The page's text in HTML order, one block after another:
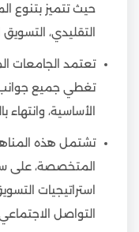
حيث تتميز بتنوع
التقليدي،
تعتمد الجامعات
تغطي جميع جوانب
الأساسية، وانتهاء
تشتمل هذه
المتخصصة، على
استراتيجيات
التواصل